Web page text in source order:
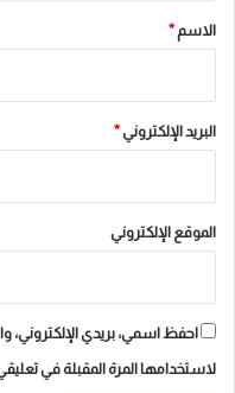
*
الاسم *
البريد الإلكتروني*
الموقع الإلكتروني
احفظ اسمي، بريدي الإلكتروني،
لاستخدامها المرة المقبلة في